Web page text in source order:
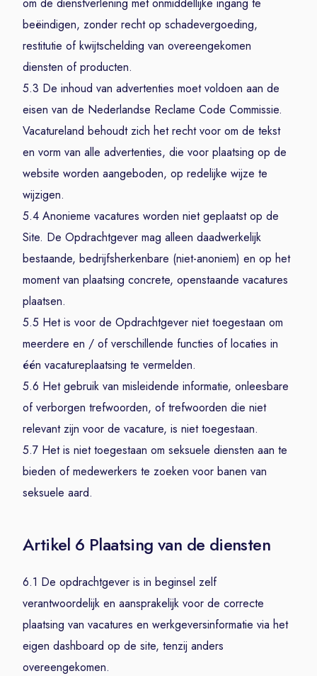
beëindigen, zonder recht op schadevergoeding,
restitutie of kwijtschelding van overeengekomen
diensten of producten.
5.3 De inhoud van advertenties moet voldoen aan de
eisen van de Nederlandse Reclame Code Commissie.
Vacatureland behoudt zich het recht voor om de tekst
en vorm van alle advertenties, die voor plaatsing op de
website worden aangeboden, op redelijke wijze te
wijzigen.
5.4 Anonieme vacatures worden niet geplaatst op de
Site. De Opdrachtgever mag alleen daadwerkelijk
bestaande, bedrijfsherkenbare (niet-anoniem) en op het
moment van plaatsing concrete, openstaande vacatures
plaatsen.
5.5 Het is voor de Opdrachtgever niet toegestaan om
meerdere en / of verschillende functies of locaties in
één vacatureplaatsing te vermelden.
5.6 Het gebruik van misleidende informatie, onleesbare
of verborgen trefwoorden, of trefwoorden die niet
relevant zijn voor de vacature, is niet toegestaan.
5.7 Het is niet toegestaan om seksuele diensten aan te
bieden of medewerkers te zoeken voor banen van
seksuele aard.
Artikel 6 Plaatsing van de diensten
6.1 De opdrachtgever is in beginsel zelf
verantwoordelijk en aansprakelijk voor de correcte
plaatsing van vacatures en werkgeversinformatie via het
eigen dashboard op de site, tenzij anders
overeengekomen.